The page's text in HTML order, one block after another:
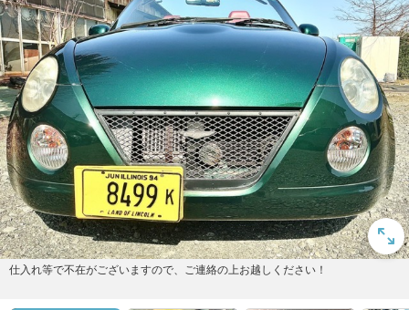
仕入れ等で不在がございますので、ご連絡の上お越しください！